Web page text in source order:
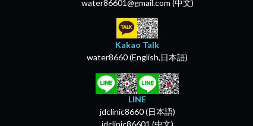
water86601@gmail.com (中文)
Kakao Talk
water8660 (English,日本語)
LINE
jdclinic8660 (日本語)
jdclinic86601 (中文)